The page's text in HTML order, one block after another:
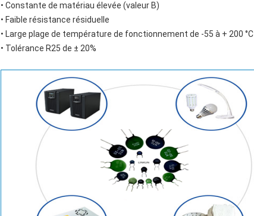
• Constante de matériau élevée (valeur B)
• Faible résistance résiduelle
• Large plage de température de fonctionnement de -55 à + 200 °C
• Tolérance R25 de ± 20%